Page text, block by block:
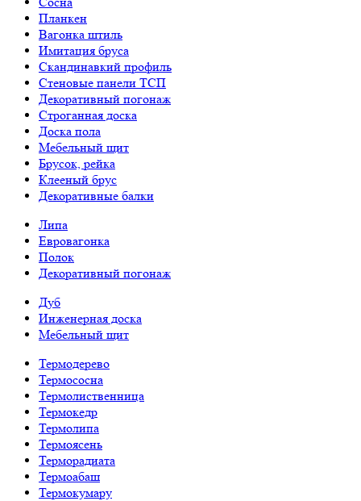
Планкен
Вагонка штиль
Имитация бруса
Скандинавкий профиль
Стеновые панели ТСП
Декоративный погонаж
Строганная доска
Доска пола
Мебельный щит
Брусок, рейка
Клееный брус
Декоративные балки
Липа
Евровагонка
Полок
Декоративный погонаж
Дуб
Инженерная доска
Мебельный щит
Термодерево
Термососна
Термолиственница
Термокедр
Термолипа
Термоясень
Терморадиата
Термоабаш
Термокумару